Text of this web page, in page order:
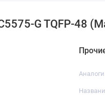
G TQFP-48
Аналоги